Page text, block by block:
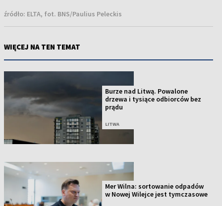
źródło: ELTA, fot. BNS/Paulius Peleckis
WIĘCEJ NA TEN TEMAT
Burze nad Litwą. Powalone
drzewa i tysiące odbiorców bez
prądu
LITWA
Mer Wilna: sortowanie odpadów
w Nowej Wilejce jest tymczasowe